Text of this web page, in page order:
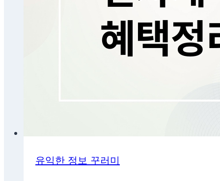
유익한 정보 꾸러미